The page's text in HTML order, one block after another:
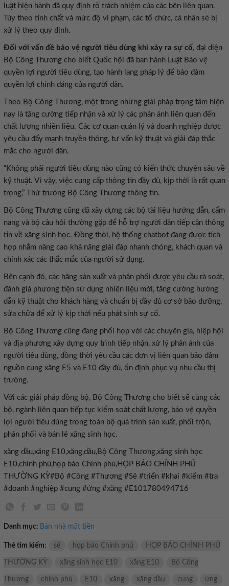
luật hiện hành đã quy định rõ trách nhiệm của các bên liên quan.
Tùy theo tính chất và mức độ vi phạm, các tổ chức, cá nhân sẽ bị
xử lý theo quy định.
Đối với vấn đề bảo vệ người tiêu dùng khi xảy ra sự cố, đại diện
Bộ Công Thương cho biết Quốc hội đã ban hành Luật Bảo vệ
quyền lợi người tiêu dùng, tạo hành lang pháp lý để bảo đảm
quyền lợi chính đáng của người dân.
Theo Bộ Công Thương, một trong những giải pháp trọng tâm hiện
nay là tăng cường tiếp nhận và xử lý các phản ánh liên quan đến
chất lượng nhiên liệu. Các cơ quan quản lý và doanh nghiệp được
yêu cầu đẩy mạnh truyền thông, tư vấn kỹ thuật và giải đáp thắc
mắc cho người dân.
“Không phải người tiêu dùng nào cũng có kiến thức chuyên sâu về
kỹ thuật. Vì vậy, việc cung cấp thông tin đầy đủ, kịp thời là rất quan
trọng,” Thứ trưởng Bộ Công Thương thông tin.
Bộ Công Thương cũng đã xây dựng các bộ tài liệu hướng dẫn, cẩm
nang và bộ câu hỏi thường gặp để hỗ trợ người dân tiếp cận thông
tin về xăng sinh học. Đồng thời, hệ thống chatbot đang được tích
hợp nhằm nâng cao khả năng giải đáp nhanh chóng, khách quan và
chính xác các thắc mắc của người sử dụng.
Bên cạnh đó, các hãng sản xuất và phân phối được yêu cầu rà soát,
đánh giá phương tiện sử dụng nhiên liệu mới, tăng cường hướng
dẫn kỹ thuật cho khách hàng và chuẩn bị đầy đủ cơ sở bảo dưỡng,
sửa chữa để xử lý kịp thời nếu phát sinh sự cố.
Bộ Công Thương cũng đang phối hợp với các chuyên gia, hiệp hội
và địa phương xây dựng quy trình tiếp nhận, xử lý phản ánh của
người tiêu dùng, đồng thời yêu cầu các đơn vị liên quan bảo đảm
nguồn cung xăng E5 và E10 đầy đủ, ổn định phục vụ nhu cầu thị
trường.
Với các giải pháp đồng bộ, Bộ Công Thương cho biết sẽ cùng các
bộ, ngành liên quan tiếp tục kiểm soát chất lượng, bảo vệ quyền
lợi người tiêu dùng trong toàn bộ quá trình sản xuất, phối trộn,
phân phối và bán lẻ xăng sinh học.
xăng dầu,xăng E10,xăng,dầu,Bộ Công Thương,xăng sinh học
E10,chính phủ,họp báo Chính phủ,HỌP BÁO CHÍNH PHỦ
THƯỜNG KỲ#Bộ #Công #Thương #Sẽ #triển #khai #kiểm #tra
#doanh #nghiệp #cung #ứng #xăng #E101780494716
Danh mục: Bán nhà mặt tiền
Thẻ tìm kiếm: sẽ họp báo Chính phủ HỌP BÁO CHÍNH PHỦ
THƯỜNG KỲ xăng sinh học E10 xăng E10 Bộ Công
Thương chính phủ E10 xăng xăng dầu cung ứng